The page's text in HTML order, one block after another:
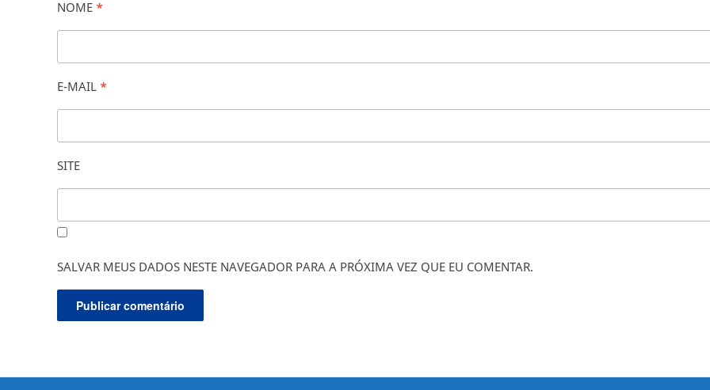
NOME *
E-MAIL *
SITE
SALVAR MEUS DADOS NESTE NAVEGADOR PARA A PRÓXIMA VEZ QUE EU COMENTAR.